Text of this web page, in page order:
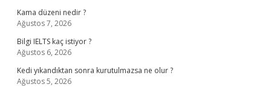
Kama düzeni nedir ?
Ağustos 7, 2026
Bilgi IELTS kaç istiyor ?
Ağustos 6, 2026
Kedi yıkandıktan sonra kurutulmazsa ne olur ?
Ağustos 5, 2026